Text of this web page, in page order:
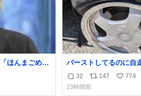
バーストしてるのに自
さん バーストしたなら
け呼んで下さい😰 保険
てて金銭負担も無いんですから
返
信
32
リ
ポ
147
い
774
23時間前